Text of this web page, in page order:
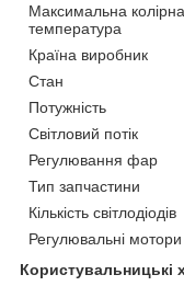
Максимальна колірна
температура
Країна виробник
Стан
Потужність
Світловий потік
Регулювання фар
Тип запчастини
Кількість світлодіодів
Регулювальні мотори
Користувальницькі